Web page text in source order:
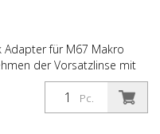
Pc.
Adapter für M67 Makro
der Vorsatzlinse mit
unter Wass...